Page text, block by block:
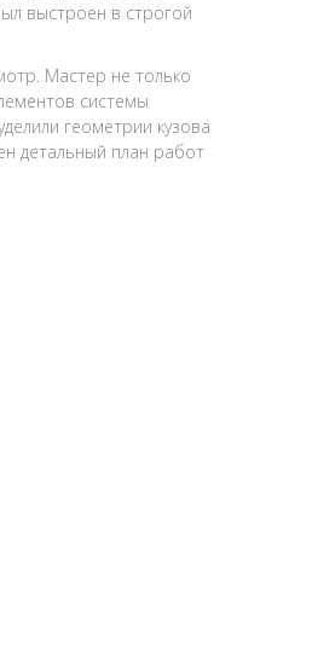
выстроен в строгой
Мастер не только
системы
геометрии кузова
детальный план работ